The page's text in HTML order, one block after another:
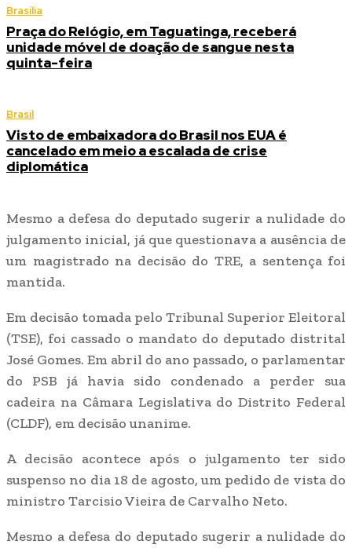
Brasília
Praça do Relógio, em Taguatinga, receberá
unidade móvel de doação de sangue nesta
quinta-feira
Brasil
Visto de embaixadora do Brasil nos EUA é
cancelado em meio a escalada de crise
diplomática
Mesmo a defesa do deputado sugerir a nulidade do
julgamento inicial, já que questionava a ausência de
um magistrado na decisão do TRE, a sentença foi
mantida.
Em decisão tomada pelo Tribunal Superior Eleitoral
(TSE), foi cassado o mandato do deputado distrital
José Gomes. Em abril do ano passado, o parlamentar
do PSB já havia sido condenado a perder sua
cadeira na Câmara Legislativa do Distrito Federal
(CLDF), em decisão unanime.
A decisão acontece após o julgamento ter sido
suspenso no dia 18 de agosto, um pedido de vista do
ministro Tarcisio Vieira de Carvalho Neto.
Mesmo a defesa do deputado sugerir a nulidade do